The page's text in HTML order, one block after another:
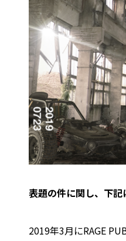
表題の件に関し、下記
2019年3月にRAGE